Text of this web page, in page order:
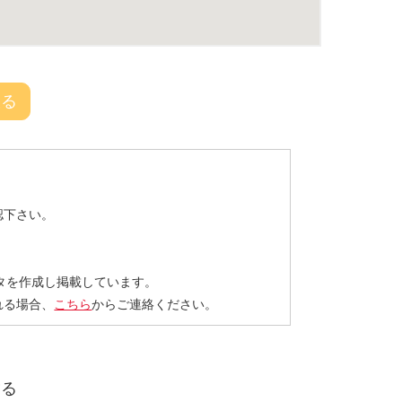
さい。
作成し掲載しています。
場合、 こちらからご連絡ください。